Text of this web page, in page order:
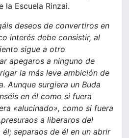
la Escuela Rinzai.
deseos de convertiros en
interés debe consistir, al
sigue a otro
apegaros a ninguno de
la más leve ambición de
Aunque surgiera un Buda
en él como si fuera
«alucinado», como si fuera
a liberaros del
separaos de él en un abrir